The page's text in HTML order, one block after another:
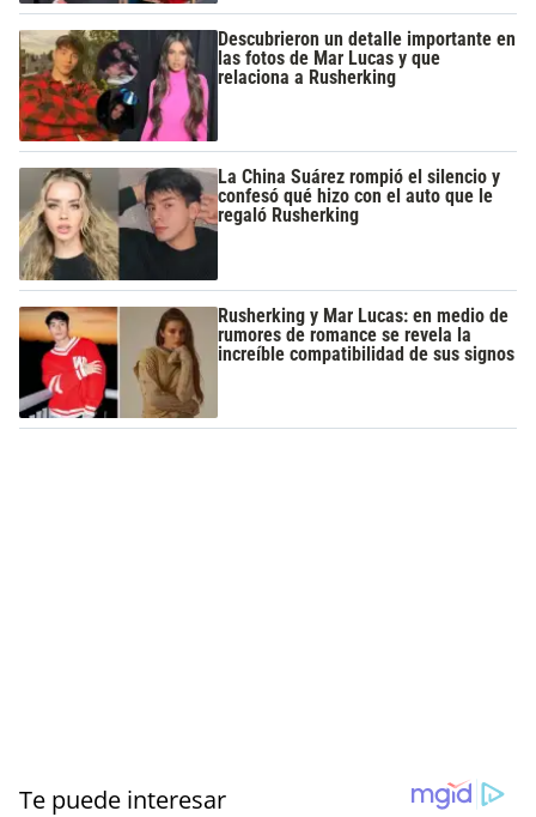
Descubrieron un detalle importante en
las fotos de Mar Lucas y que
relaciona a Rusherking
La China Suárez rompió el silencio y
confesó qué hizo con el auto que le
regaló Rusherking
Rusherking y Mar Lucas: en medio de
rumores de romance se revela la
increíble compatibilidad de sus signos